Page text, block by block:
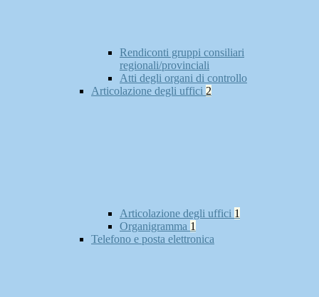
Rendiconti gruppi consiliari
regionali/provinciali
Atti degli organi di controllo
Articolazione degli uffici 2
Articolazione degli uffici 1
Organigramma 1
Telefono e posta elettronica